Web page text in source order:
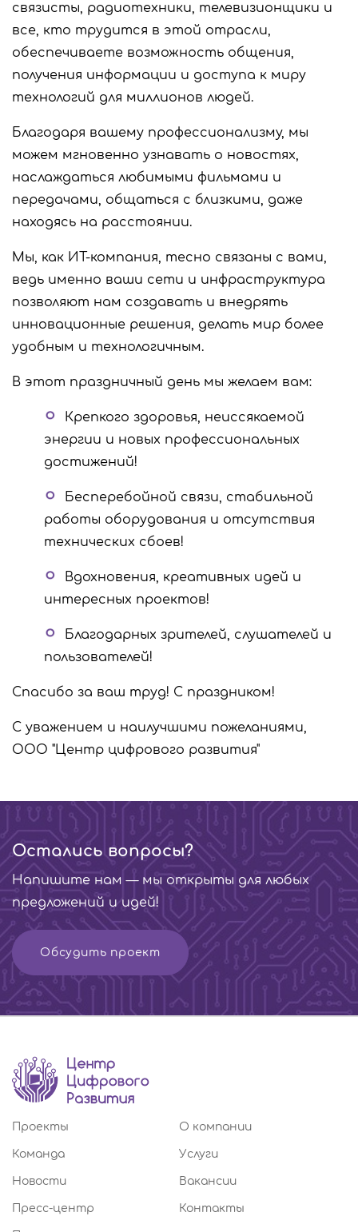
связисты, радиотехники, телевизионщики и
все, кто трудится в этой отрасли,
обеспечиваете возможность общения,
получения информации и доступа к миру
технологий для миллионов людей.
Благодаря вашему профессионализму, мы
можем мгновенно узнавать о новостях,
наслаждаться любимыми фильмами и
передачами, общаться с близкими, даже
находясь на расстоянии.
Мы, как ИТ-компания, тесно связаны с вами,
ведь именно ваши сети и инфраструктура
позволяют нам создавать и внедрять
инновационные решения, делать мир более
удобным и технологичным.
В этот праздничный день мы желаем вам:
Крепкого здоровья, неиссякаемой
энергии и новых профессиональных
достижений!
Бесперебойной связи, стабильной
работы оборудования и отсутствия
технических сбоев!
Вдохновения, креативных идей и
интересных проектов!
Благодарных зрителей, слушателей и
пользователей!
Спасибо за ваш труд! С праздником!
С уважением и наилучшими пожеланиями,
ООО "Центр цифрового развития"
Остались вопросы?
Напишите нам — мы открыты для любых
предложений и идей!
Обсудить проект
Проекты О компании
Команда Услуги
Новости Вакансии
Пресс-центр Контакты